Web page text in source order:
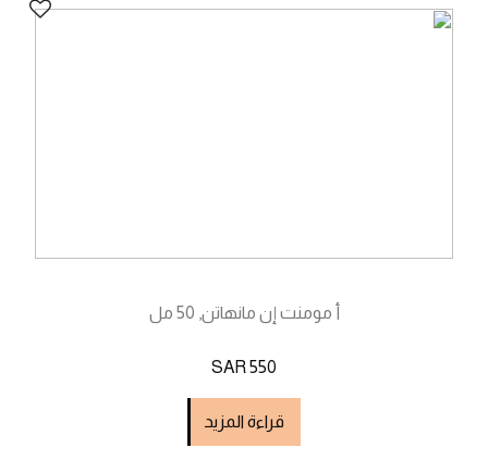
أ مومنت إن مانهاتن, 50 مل
SAR 550
قراءة المزيد